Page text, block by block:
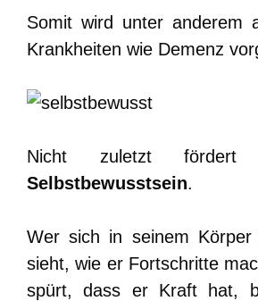
Somit wird unter anderem
Krankheiten wie Demenz
Nicht zuletzt
Selbstbewusstsein.
Wer sich in seinem Körper
sieht, wie er Fortschritte
spürt, dass er Kraft hat,